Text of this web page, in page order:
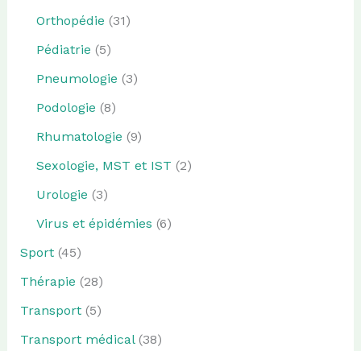
Orthopédie (31)
Pédiatrie (5)
Pneumologie (3)
Podologie (8)
Rhumatologie (9)
Sexologie, MST et IST (2)
Urologie (3)
Virus et épidémies (6)
Sport(45)
Thérapie (28)
Transport(5)
Transport médical(38)